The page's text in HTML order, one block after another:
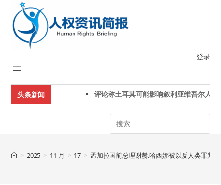
content
登录
头条新闻 评论称土耳其可能影响叙利亚维吾尔人下一
Search
> 2025 > 11 月 > 17 > 孟加拉国前总理谢赫.哈西娜被以反人类罪判